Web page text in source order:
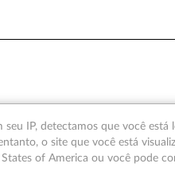
Gaming
seu IP, detectamos que você
o site que você está
of America ou você pode